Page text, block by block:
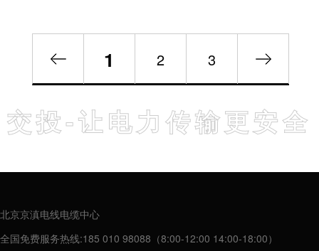
1 2 3
交投-让电力传输更安全
北京京滇电线电缆中心
全国免费服务热线:185 010 98088（8:00-12:00 14:00-18:00）